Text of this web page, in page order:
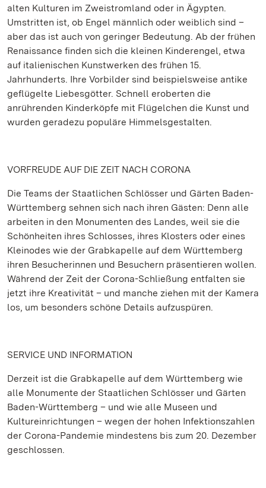
alten Kulturen im Zweistromland oder in Ägypten.
Umstritten ist, ob Engel männlich oder weiblich sind –
aber das ist auch von geringer Bedeutung. Ab der frühen
Renaissance finden sich die kleinen Kinderengel, etwa
auf italienischen Kunstwerken des frühen 15.
Jahrhunderts. Ihre Vorbilder sind beispielsweise antike
geflügelte Liebesgötter. Schnell eroberten die
anrührenden Kinderköpfe mit Flügelchen die Kunst und
wurden geradezu populäre Himmelsgestalten.
VORFREUDE AUF DIE ZEIT NACH CORONA
Die Teams der Staatlichen Schlösser und Gärten Baden-
Württemberg sehnen sich nach ihren Gästen: Denn alle
arbeiten in den Monumenten des Landes, weil sie die
Schönheiten ihres Schlosses, ihres Klosters oder eines
Kleinodes wie der Grabkapelle auf dem Württemberg
ihren Besucherinnen und Besuchern präsentieren wollen.
Während der Zeit der Corona-Schließung entfalten sie
jetzt ihre Kreativität – und manche ziehen mit der Kamera
los, um besonders schöne Details aufzuspüren.
SERVICE UND INFORMATION
Derzeit ist die Grabkapelle auf dem Württemberg wie
alle Monumente der Staatlichen Schlösser und Gärten
Baden-Württemberg – und wie alle Museen und
Kultureinrichtungen – wegen der hohen Infektionszahlen
der Corona-Pandemie mindestens bis zum 20. Dezember
geschlossen.